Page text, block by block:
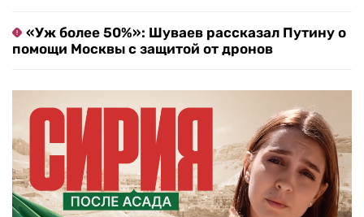
«Уж более 50%»: Шуваев рассказал Путину о
помощи Москвы с защитой от дронов